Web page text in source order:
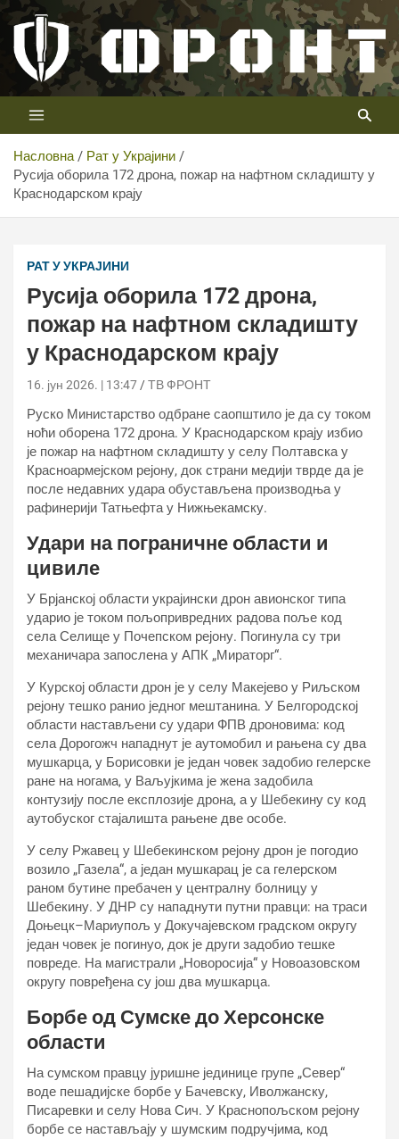
Скип
цонтент
Телевизија ФРОНТ
Први војни канал у Србији
Насловна
Рат у Украјини
Русија оборила 172 дрона, пожар на нафтном складишту у
Краснодарском крају
РАТ У УКРАЈИНИ
Русија оборила 172 дрона,
пожар на нафтном складишту
у Краснодарском крају
16. јун 2026. | 13:47 ТВ ФРОНТ
Руско Министарство одбране саопштило је да су током
ноћи оборена 172 дрона. У Краснодарском крају избио
је пожар на нафтном складишту у селу Полтавска у
Красноармејском рејону, док страни медији тврде да је
после недавних удара обустављена производња у
рафинерији Татњефта у Нижњекамску.
Удари на пограничне области и
цивиле
У Брјанској области украјински дрон авионског типа
ударио је током пољопривредних радова поље код
села Селище у Почепском рејону. Погинула су три
механичара запослена у АПК „Мираторг“.
У Курској области дрон је у селу Макејево у Риљском
рејону тешко ранио једног мештанина. У Белгородској
области настављени су удари ФПВ дроновима: код
села Дорогожч нападнут је аутомобил и рањена су два
мушкарца, у Борисовки је један човек задобио гелерске
ране на ногама, у Ваљујкима је жена задобила
контузију после експлозије дрона, а у Шебекину су код
аутобуског стајалишта рањене две особе.
У селу Ржавец у Шебекинском рејону дрон је погодио
возило „Газела“, а један мушкарац је са гелерском
раном бутине пребачен у централну болницу у
Шебекину. У ДНР су нападнути путни правци: на траси
Доњецк–Мариупољ у Докучајевском градском округу
један човек је погинуо, док је други задобио тешке
повреде. На магистрали „Новоросија“ у Новоазовском
округу повређена су још два мушкарца.
Борбе од Сумске до Херсонске
области
На сумском правцу јуришне јединице групе „Север“
воде пешадијске борбе у Бачевску, Иволжанску,
Писаревки и селу Нова Сич. У Краснопољском рејону
борбе се настављају у шумским подручјима, код